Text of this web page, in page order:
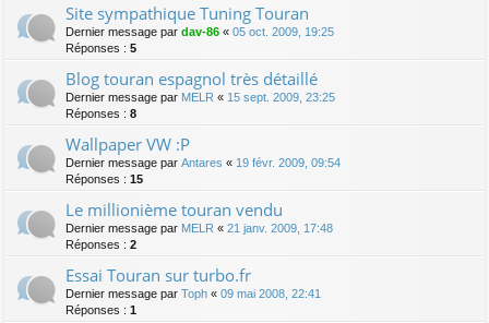
Site sympathique Tuning Touran
Dernier message par dav-86 « 05 oct. 2009, 19:25
Réponses : 5
Blog touran espagnol très détaillé
Dernier message par MELR « 15 sept. 2009, 23:25
Réponses : 8
Wallpaper VW :P
Dernier message par Antares « 19 févr. 2009, 09:54
Réponses : 15
Le millionième touran vendu
Dernier message par MELR « 21 janv. 2009, 17:48
Réponses : 2
Essai Touran sur turbo.fr
Dernier message par Toph « 09 mai 2008, 22:41
Réponses : 1